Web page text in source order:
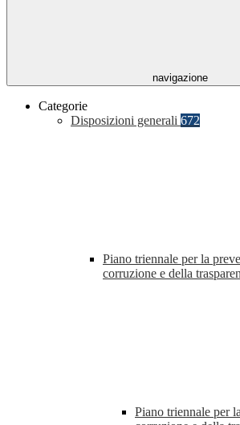
navigazione
Categorie
Disposizioni generali 672
Piano triennale per la
corruzione e della
Piano triennale per